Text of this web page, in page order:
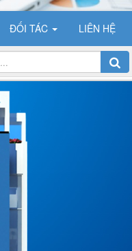
ĐỐI TÁC LIÊN HỆ